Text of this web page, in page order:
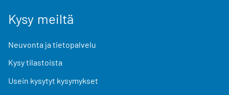
Kysy meiltä
Neuvonta ja tietopalvelu
Kysy tilastoista
Usein kysytyt kysymykset